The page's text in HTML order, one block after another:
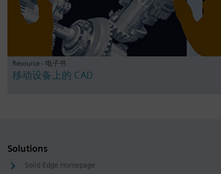
Resource - 电子书
移动设备上的 CAD
Solutions
Solid Edge Homepage